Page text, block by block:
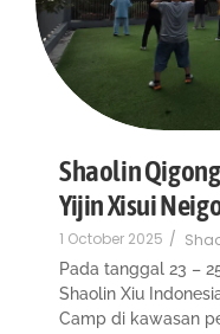
Shaolin
Yijin Xisui
1 October 2025 /
Pada tanggal 23 –
Shaolin Xiu
Camp di kawasan